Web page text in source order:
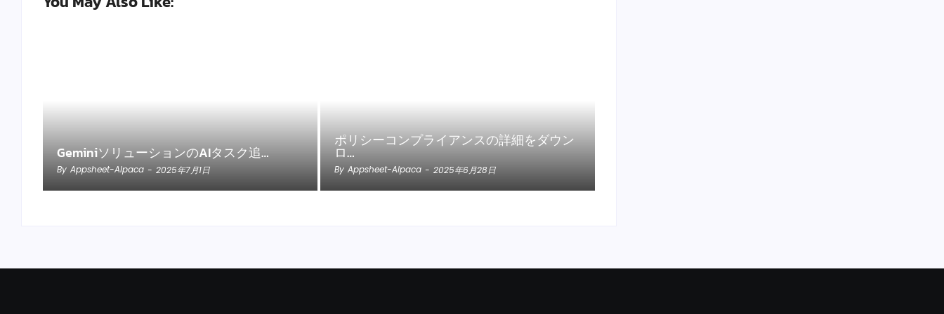
GeminiソリューションのAIタスク追…
By Appsheet-Alpaca - 2025年7月1日
ポリシーコンプライアンスの詳細をダウン
ロ…
By Appsheet-Alpaca - 2025年6月28日